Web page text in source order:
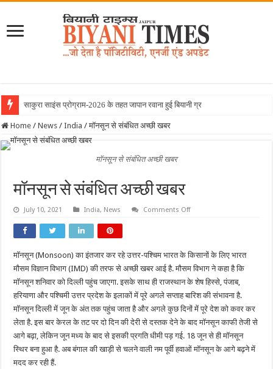
साकुरा साइंस प्रोग्राम-2026 के तहत जापान रवाना हुई बियानी ग्रुप ऑफ कॉलेजे
Home / News / India / मॉनसून से संबंधित अच्छी खबर
मॉनसून से संबंधित अच्छी खबर
मॉनसून से संबंधित अच्छी खबर
July 10, 2021 India, News Comments Offon
खबर
मॉनसून (Monsoon) का इंतजार कर रहे उत्तर-पश्चिम भारत के किसानों के लिए भारत
मौसम विज्ञान विभाग (IMD) की तरफ से अच्छी खबर आई है. मौसम विभाग ने कहा है कि
मॉनसून शनिवार को दिल्ली पहुंच जाएगा. इसके साथ ही राजस्थान के शेष हिस्से, पंजाब,
हरियाणा और पश्चिमी उत्तर प्रदेश के इलाकों में पूरे अगले सप्ताह बारिश की संभावना है.
मॉनसून दिल्ली में जून के अंत तक पहुंच जाता है और अगले कुछ दिनों में पूरे देश को कवर कर
लेता है. इस बार केरल के तट पर दो दिन की देरी से दस्तक देने के बाद मॉनसून काफी तेजी से
आगे बढ़ा, लेकिन जून मध्य के बाद से इसकी प्रगति धीमी पड़ गई. 18 जून से ही मॉनसून
स्थिर बना हुआ है. अब बंगाल की खाड़ी से चलने वाली नम पूर्वी हवाओं मॉनसून के आगे बढ़ने में
मदद कर रही हैं.